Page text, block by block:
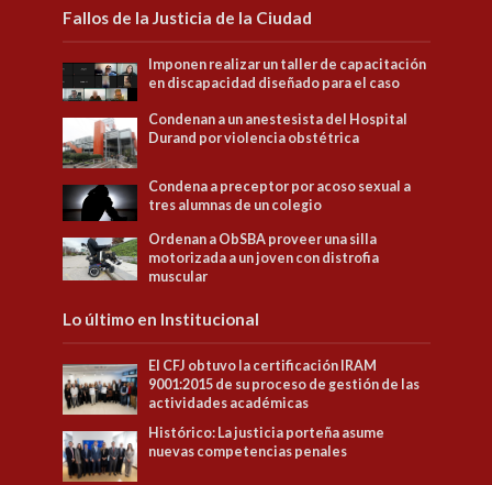
Fallos de la Justicia de la Ciudad
Imponen realizar un taller de capacitación
en discapacidad diseñado para el caso
Condenan a un anestesista del Hospital
Durand por violencia obstétrica
Condena a preceptor por acoso sexual a
tres alumnas de un colegio
Ordenan a ObSBA proveer una silla
motorizada a un joven con distrofia
muscular
Lo último en Institucional
El CFJ obtuvo la certificación IRAM
9001:2015 de su proceso de gestión de las
actividades académicas
Histórico: La justicia porteña asume
nuevas competencias penales